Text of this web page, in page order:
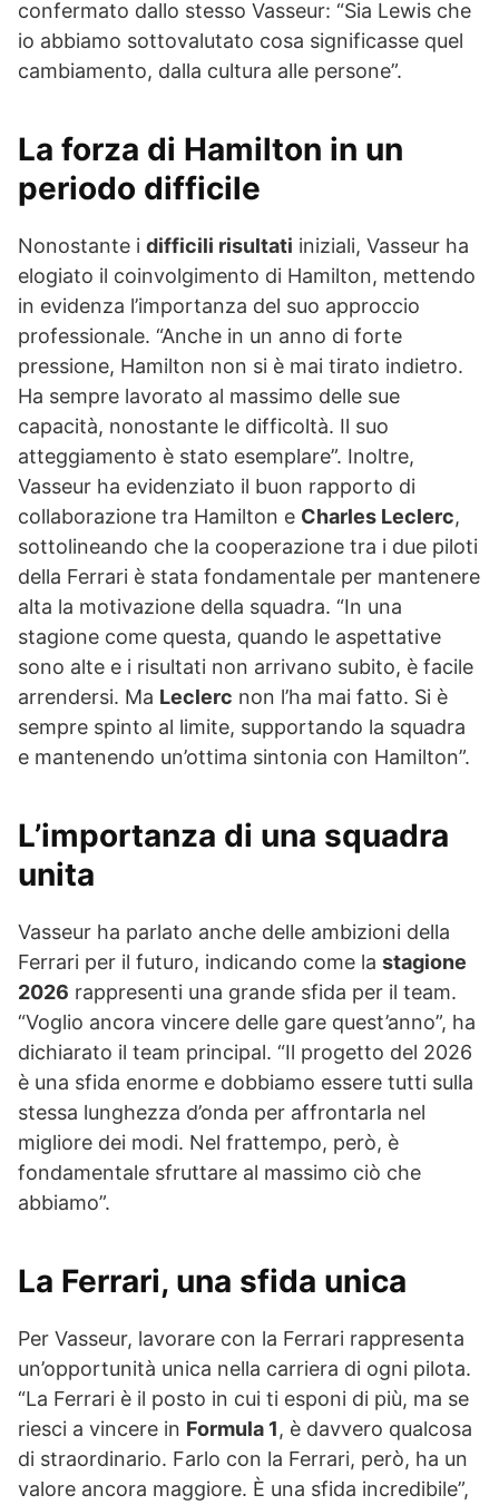
confermato dallo stesso Vasseur: “Sia Lewis che
io abbiamo sottovalutato cosa significasse quel
cambiamento, dalla cultura alle persone”.
La forza di Hamilton in un
periodo difficile
Nonostante i difficili risultati iniziali, Vasseur ha
elogiato il coinvolgimento di Hamilton, mettendo
in evidenza l’importanza del suo approccio
professionale. “Anche in un anno di forte
pressione, Hamilton non si è mai tirato indietro.
Ha sempre lavorato al massimo delle sue
capacità, nonostante le difficoltà. Il suo
atteggiamento è stato esemplare”. Inoltre,
Vasseur ha evidenziato il buon rapporto di
collaborazione tra Hamilton e Charles Leclerc,
sottolineando che la cooperazione tra i due piloti
della Ferrari è stata fondamentale per mantenere
alta la motivazione della squadra. “In una
stagione come questa, quando le aspettative
sono alte e i risultati non arrivano subito, è facile
arrendersi. Ma Leclerc non l’ha mai fatto. Si è
sempre spinto al limite, supportando la squadra
e mantenendo un’ottima sintonia con Hamilton”.
L’importanza di una squadra
unita
Vasseur ha parlato anche delle ambizioni della
Ferrari per il futuro, indicando come la stagione
2026 rappresenti una grande sfida per il team.
“Voglio ancora vincere delle gare quest’anno”, ha
dichiarato il team principal. “Il progetto del 2026
è una sfida enorme e dobbiamo essere tutti sulla
stessa lunghezza d’onda per affrontarla nel
migliore dei modi. Nel frattempo, però, è
fondamentale sfruttare al massimo ciò che
abbiamo”.
La Ferrari, una sfida unica
Per Vasseur, lavorare con la Ferrari rappresenta
un’opportunità unica nella carriera di ogni pilota.
“La Ferrari è il posto in cui ti esponi di più, ma se
riesci a vincere in Formula 1, è davvero qualcosa
di straordinario. Farlo con la Ferrari, però, ha un
valore ancora maggiore. È una sfida incredibile”,